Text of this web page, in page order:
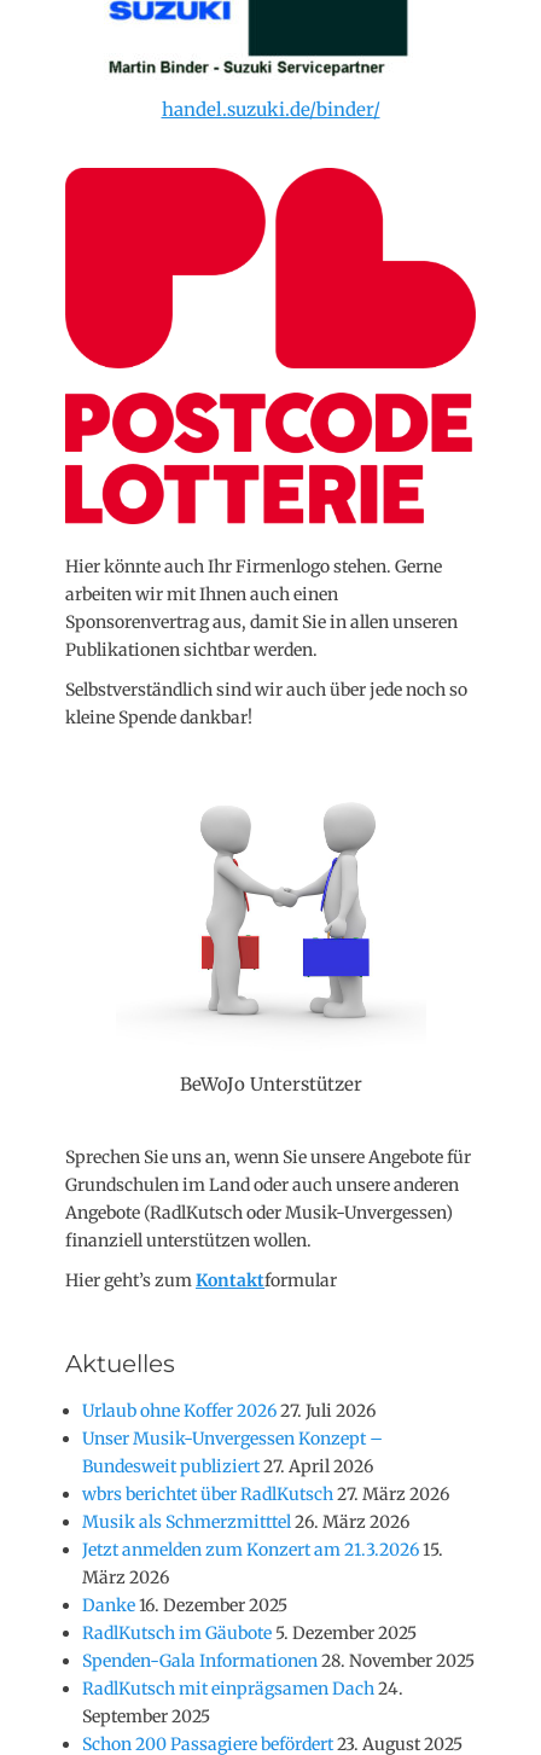
handel.suzuki.de/binder/
Hier könnte auch Ihr Firmenlogo stehen. Gerne
arbeiten wir mit Ihnen auch einen
Sponsorenvertrag aus, damit Sie in allen unseren
Publikationen sichtbar werden.
Selbstverständlich sind wir auch über jede noch so
kleine Spende dankbar!
BeWoJo Unterstützer
Sprechen Sie uns an, wenn Sie unsere Angebote für
Grundschulen im Land oder auch unsere anderen
Angebote (RadlKutsch oder Musik-Unvergessen)
finanziell unterstützen wollen.
Hier geht’s zumKontaktformular
Aktuelles
Urlaub ohne Koffer 202627. Juli 2026
Unser Musik-Unvergessen Konzept –
Bundesweit publiziert27. April 2026
wbrs berichtet über RadlKutsch27. März 2026
Musik als Schmerzmitttel26. März 2026
Jetzt anmelden zum Konzert am 21.3.202615.
März 2026
Danke16. Dezember 2025
RadlKutsch im Gäubote 5. Dezember 2025
Spenden-Gala Informationen28. November 2025
RadlKutsch mit einprägsamen Dach24.
September 2025
Schon 200 Passagiere befördert23. August 2025